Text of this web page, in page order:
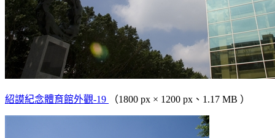
紹謨紀念體育館外觀-19 （1800 px × 1200 px、1.17 MB ）